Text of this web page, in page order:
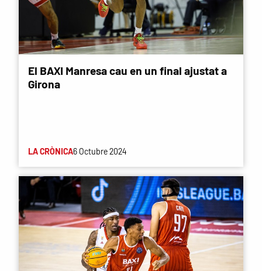
El BAXI Manresa cau en un final ajustat a
Girona
LA CRÒNICA6 Octubre 2024